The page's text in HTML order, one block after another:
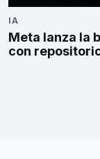
IA
Meta lanza la
con